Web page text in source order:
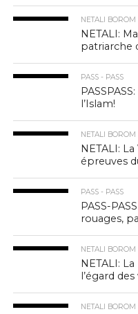
NETALI
NETALI:
patriarche
PASS - PASS
l’Islam!
NETALI
NETALI:
épreuves
PASS - PASS
PASS-
rouages,
NETALI
NETALI:
l’égard
NETALI